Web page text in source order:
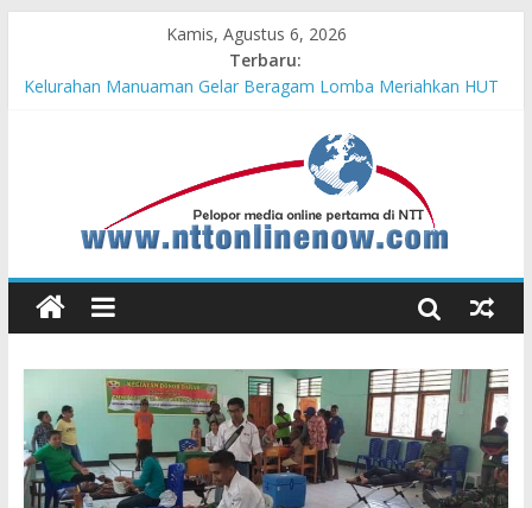
Kamis, Agustus 6, 2026
Terbaru:
Hasil KKN Kolaborasi UGM-Undana Jadi Pedoman Bangun
Kelurahan Manuaman Gelar Beragam Lomba Meriahkan HUT
Pengadaan Kapal PPA Perkuat Kemampuan Pertahanan Udara
TNI AL Hadapi Ancaman Maritim Modern
Cahaya Kemerdekaan di Nonotbatan: Listrik Masuk Desa, PLN
Honda AT Family Day Semarakkan 11 Kota di Jawa Timur